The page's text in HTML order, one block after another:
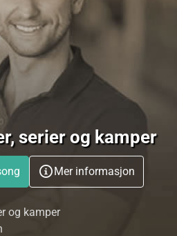
serier og kamper
Mer informasjon
og kamper